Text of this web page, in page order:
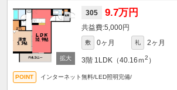
305 9.7万円
5,000円
敷 0ヶ月 礼 2ヶ月
3階 1LDK（40.16ｍ2 ）
インターネット無料/LED照明完備/